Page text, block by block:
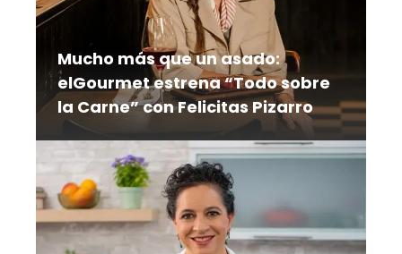
Mucho más que un asado:
elGourmet estrena “Todo sobre
la Carne” con Felicitas Pizarro
Frigoríficos, carnicerías, restaurantes y
puestos al paso forman parte del
itinerario de una serie que explora el
camino de la carne desde su origen
hasta el plato